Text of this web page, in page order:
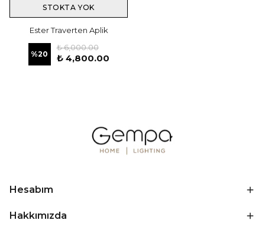
STOKTA YOK
Ester Traverten Aplik
%20
₺ 6,000.00
₺ 4,800.00
Hesabım
Hakkımızda